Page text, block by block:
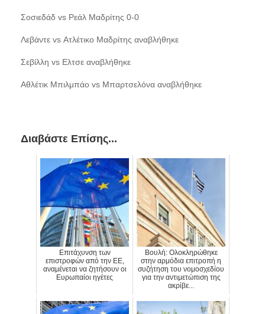
Σοσιεδάδ vs Ρεάλ Μαδρίτης 0-0
Λεβάντε vs Ατλέτικο Μαδρίτης αναβλήθηκε
Σεβίλλη vs Ελτσε αναβλήθηκε
Αθλέτικ Μπιλμπάο vs Μπαρτσελόνα αναβλήθηκε
Διαβάστε Επίσης...
Επιτάχυνση των
επιστροφών από την ΕΕ,
αναμένεται να ζητήσουν οι
Ευρωπαίοι ηγέτες
Βουλή: Ολοκληρώθηκε
στην αρμόδια επιτροπή η
συζήτηση του νομοσχεδίου
για την αντιμετώπιση της
ακρίβε...